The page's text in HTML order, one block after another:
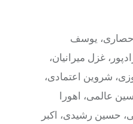
حصاری، یوسف
غزل میرانیان،
شروین اعتمادی،
عالمی، اهورا
حسین رشیدی، اکبر